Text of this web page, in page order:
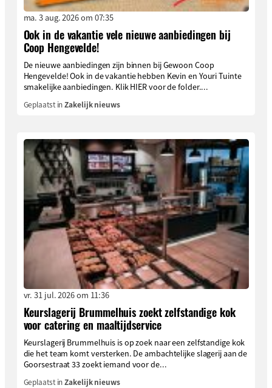
ma. 3 aug. 2026 om 07:35
Ook in de vakantie vele nieuwe aanbiedingen bij
Coop Hengevelde!
De nieuwe aanbiedingen zijn binnen bij Gewoon Coop
Hengevelde! Ook in de vakantie hebben Kevin en Youri Tuinte
smakelijke aanbiedingen. Klik HIER voor de folder....
Geplaatst inZakelijk nieuws
vr. 31 jul. 2026 om 11:36
Keurslagerij Brummelhuis zoekt zelfstandige kok
voor catering en maaltijdservice
Keurslagerij Brummelhuis is op zoek naar een zelfstandige kok
die het team komt versterken. De ambachtelijke slagerij aan de
Goorsestraat 33 zoekt iemand voor de...
Geplaatst inZakelijk nieuws